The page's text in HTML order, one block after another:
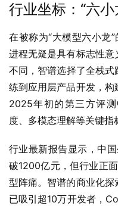
行业坐标：“六
在被称为“大模型六小龙
进程无疑是具有标志性
不同，智谱选择了全栈
练到应用层产品开发，
2025年初的第三方评
度、多模态理解等关键指
行业最新报告显示，中
破1200亿元，但行业正
型阵痛。智谱的商业化
已吸引超10万开发者，